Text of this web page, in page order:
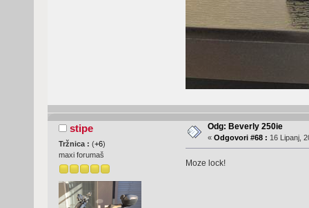
stipe
Tržnica : (+6)
maxi forumaš
Odg: Beverly 250ie
« Odgovori #68 : 16 Lipanj,
Moze lock!